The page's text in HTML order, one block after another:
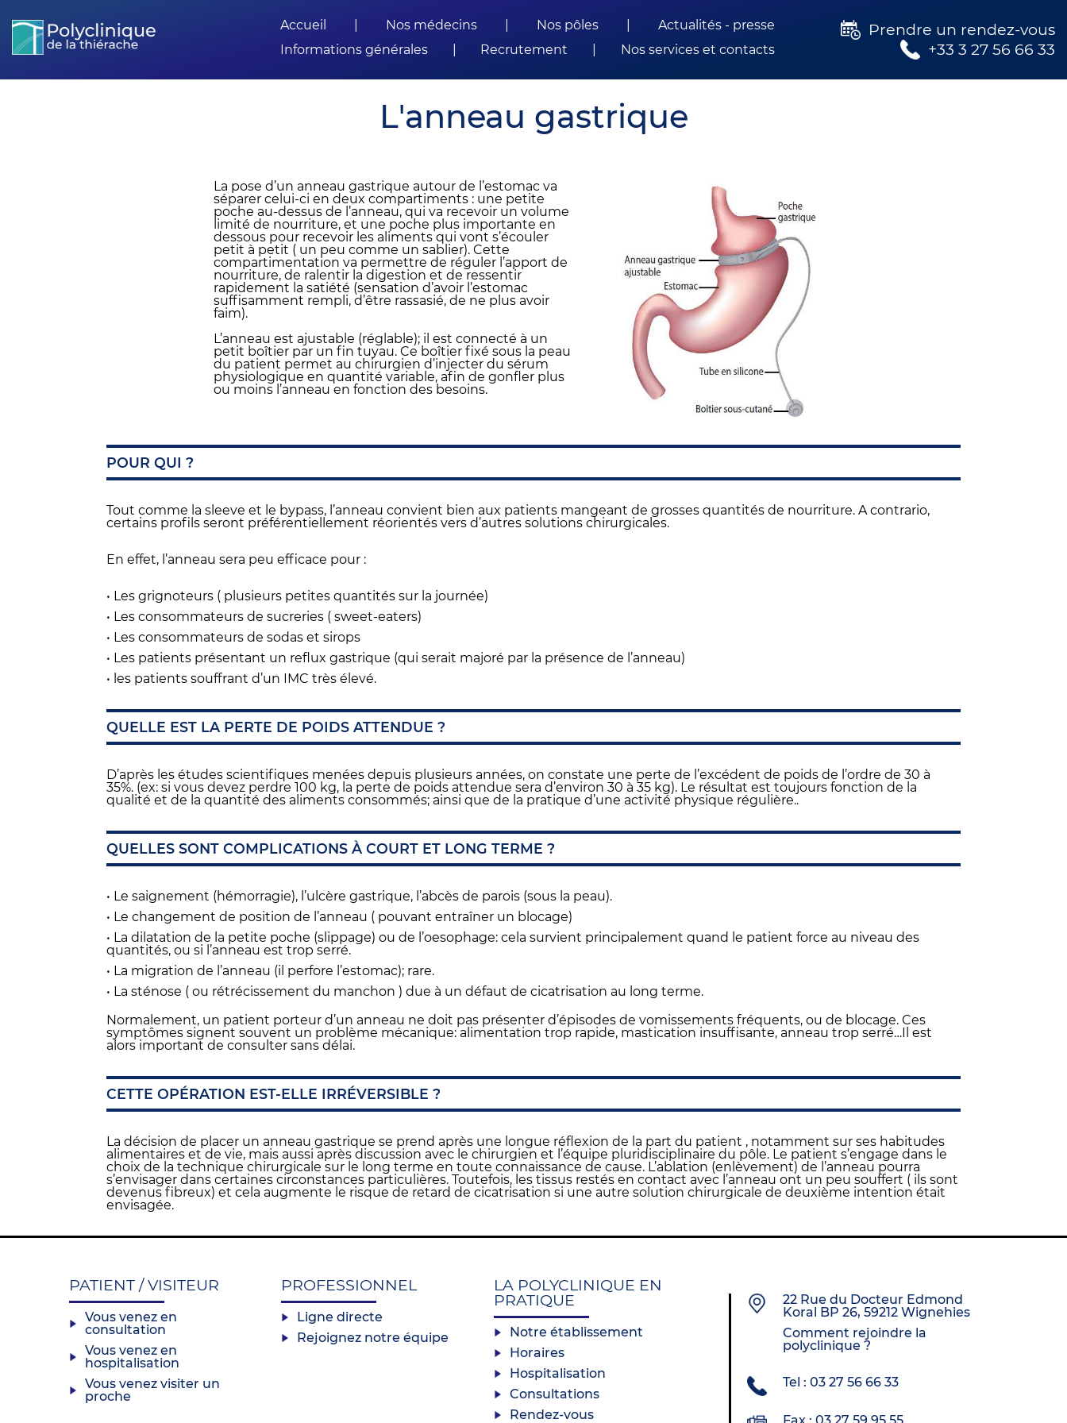
Accueil Nos médecins Nos pôles
Actualités - presse
Informations générales
Recrutement Nos services et contacts
Prendre un rendez-vous
+33 3 27 56 66 33
L'anneau gastrique
La pose d’un anneau gastrique autour de l’estomac va
séparer celui-ci en deux compartiments : une petite
poche au-dessus de l’anneau, qui va recevoir un volume
limité de nourriture, et une poche plus importante en
dessous pour recevoir les aliments qui vont s’écouler
petit à petit ( un peu comme un sablier). Cette
compartimentation va permettre de réguler l’apport de
nourriture, de ralentir la digestion et de ressentir
rapidement la satiété (sensation d’avoir l’estomac
suffisamment rempli, d’être rassasié, de ne plus avoir
faim).
L’anneau est ajustable (réglable); il est connecté à un
petit boîtier par un fin tuyau. Ce boîtier fixé sous la peau
du patient permet au chirurgien d’injecter du sérum
physiologique en quantité variable, afin de gonfler plus
ou moins l’anneau en fonction des besoins.
POUR QUI ?
Tout comme la sleeve et le bypass, l’anneau convient bien aux patients mangeant de grosses quantités de nourriture. A contrario,
certains profils seront préférentiellement réorientés vers d’autres solutions chirurgicales.
En effet, l’anneau sera peu efficace pour :
• Les grignoteurs ( plusieurs petites quantités sur la journée)
• Les consommateurs de sucreries ( sweet-eaters)
• Les consommateurs de sodas et sirops
• Les patients présentant un reflux gastrique (qui serait majoré par la présence de l’anneau)
• les patients souffrant d’un IMC très élevé.
QUELLE EST LA PERTE DE POIDS ATTENDUE ?
D’après les études scientifiques menées depuis plusieurs années, on constate une perte de l’excédent de poids de l’ordre de 30 à
35%. (ex: si vous devez perdre 100 kg, la perte de poids attendue sera d’environ 30 à 35 kg). Le résultat est toujours fonction de la
qualité et de la quantité des aliments consommés; ainsi que de la pratique d’une activité physique régulière..
QUELLES SONT COMPLICATIONS À COURT ET LONG TERME ?
• Le saignement (hémorragie), l’ulcère gastrique, l’abcès de parois (sous la peau).
• Le changement de position de l’anneau ( pouvant entraîner un blocage)
• La dilatation de la petite poche (slippage) ou de l’oesophage: cela survient principalement quand le patient force au niveau des
quantités, ou si l’anneau est trop serré.
• La migration de l’anneau (il perfore l’estomac); rare.
• La sténose ( ou rétrécissement du manchon ) due à un défaut de cicatrisation au long terme.
Normalement, un patient porteur d’un anneau ne doit pas présenter d’épisodes de vomissements fréquents, ou de blocage. Ces
symptômes signent souvent un problème mécanique: alimentation trop rapide, mastication insuffisante, anneau trop serré…Il est
alors important de consulter sans délai.
CETTE OPÉRATION EST-ELLE IRRÉVERSIBLE ?
La décision de placer un anneau gastrique se prend après une longue réflexion de la part du patient , notamment sur ses habitudes
alimentaires et de vie, mais aussi après discussion avec le chirurgien et l’équipe pluridisciplinaire du pôle. Le patient s’engage dans le
choix de la technique chirurgicale sur le long terme en toute connaissance de cause. L’ablation (enlèvement) de l’anneau pourra
s’envisager dans certaines circonstances particulières. Toutefois, les tissus restés en contact avec l’anneau ont un peu souffert ( ils sont
devenus fibreux) et cela augmente le risque de retard de cicatrisation si une autre solution chirurgicale de deuxième intention était
envisagée.
PATIENT / VISITEUR
Vous venez en
consultation
Vous venez en
hospitalisation
Vous venez visiter un
proche
PROFESSIONNEL
Ligne directe
Rejoignez notre équipe
LA POLYCLINIQUE EN
PRATIQUE
Notre établissement
Horaires
Hospitalisation
Consultations
Rendez-vous
22 Rue du Docteur Edmond
Koral BP 26, 59212 Wignehies
Comment rejoindre la
polyclinique ?
Tel : 03 27 56 66 33